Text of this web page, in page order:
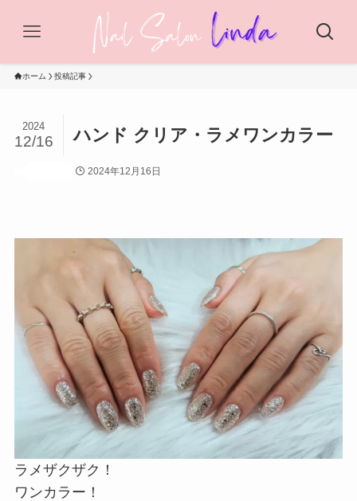
ホーム 投稿記事
ハンド クリア・ラメワンカラー
2024
12/16
2024年12月16日
ラメザクザク！
ワンカラー！